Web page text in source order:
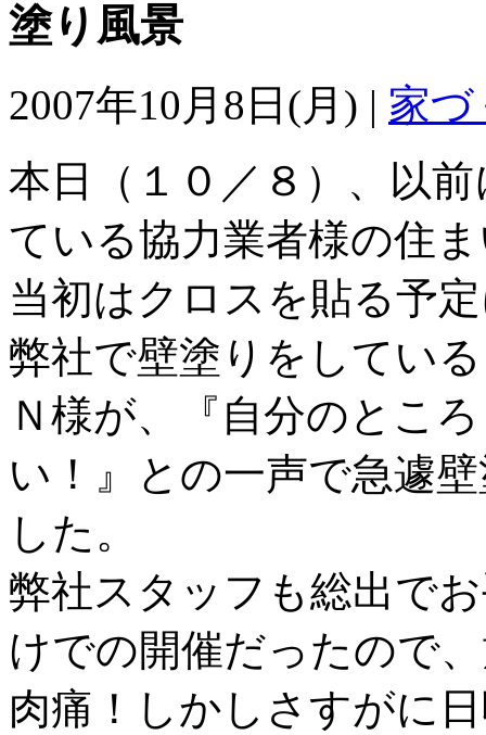
塗り風景
2007年10月8日(月) | 家
本日（１０／８）、以
ている協力業者様の住
当初はクロスを貼る予
弊社で壁塗りをしてい
Ｎ様が、『自分のとこ
い！』との一声で急遽
した。
弊社スタッフも総出で
けでの開催だったので
肉痛！しかしさすがに